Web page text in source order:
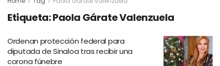
Etiqueta:Paola Gárate Valenzuela
Ordenan protección federal para
diputada de Sinaloa tras recibir una
corona fúnebre